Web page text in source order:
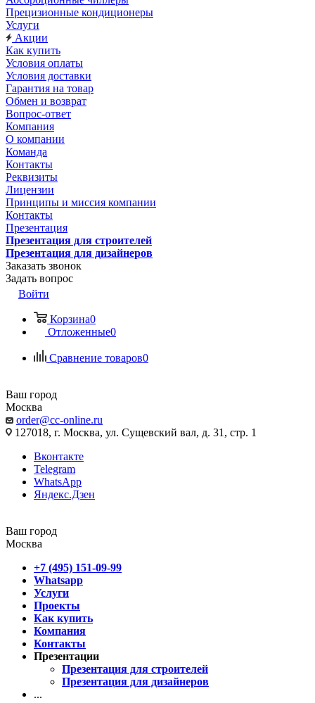
Прецизионные кондиционеры
Услуги
Акции
Как купить
Условия оплаты
Условия доставки
Гарантия на товар
Обмен и возврат
Вопрос-ответ
Компания
О компании
Команда
Контакты
Реквизиты
Лицензии
Принципы и миссия компании
Контакты
Презентация
Презентация для строителей
Презентация для дизайнеров
Заказать звонок
Задать вопрос
Войти
Корзина0
Отложенные0
Сравнение товаров0
Ваш город
Москва
order@cc-online.ru
127018, г. Москва, ул. Сущевский вал, д. 31, стр. 1
Вконтакте
Telegram
WhatsApp
Яндекс.Дзен
Ваш город
Москва
+7 (495) 151-09-99
Whatsapp
Услуги
Проекты
Как купить
Компания
Контакты
Презентации
Презентация для строителей
Презентация для дизайнеров
...